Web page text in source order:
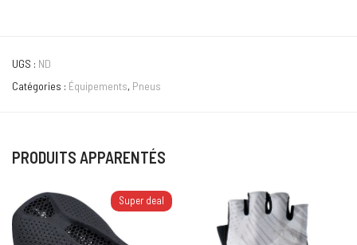
UGS : ND
Catégories : Équipements, Pneus
PRODUITS APPARENTÉS
Super deal